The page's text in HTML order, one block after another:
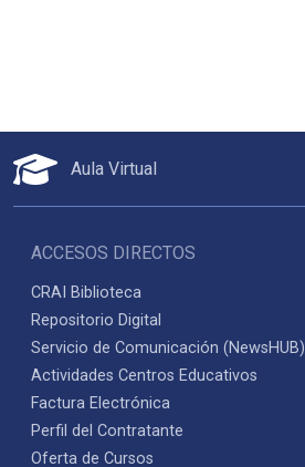
Aula Virtual
ACCESOS DIRECTOS
CRAI Biblioteca
Repositorio Digital
Servicio de Comunicación (NewsHUB)
Actividades Centros Educativos
Factura Electrónica
Perfil del Contratante
Oferta de Cursos